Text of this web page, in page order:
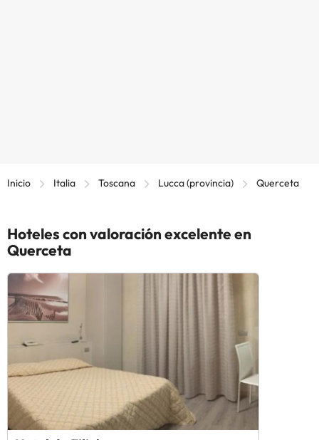
Inicio Italia Toscana Lucca (provincia) Querceta
Hoteles con valoración excelente en
Querceta